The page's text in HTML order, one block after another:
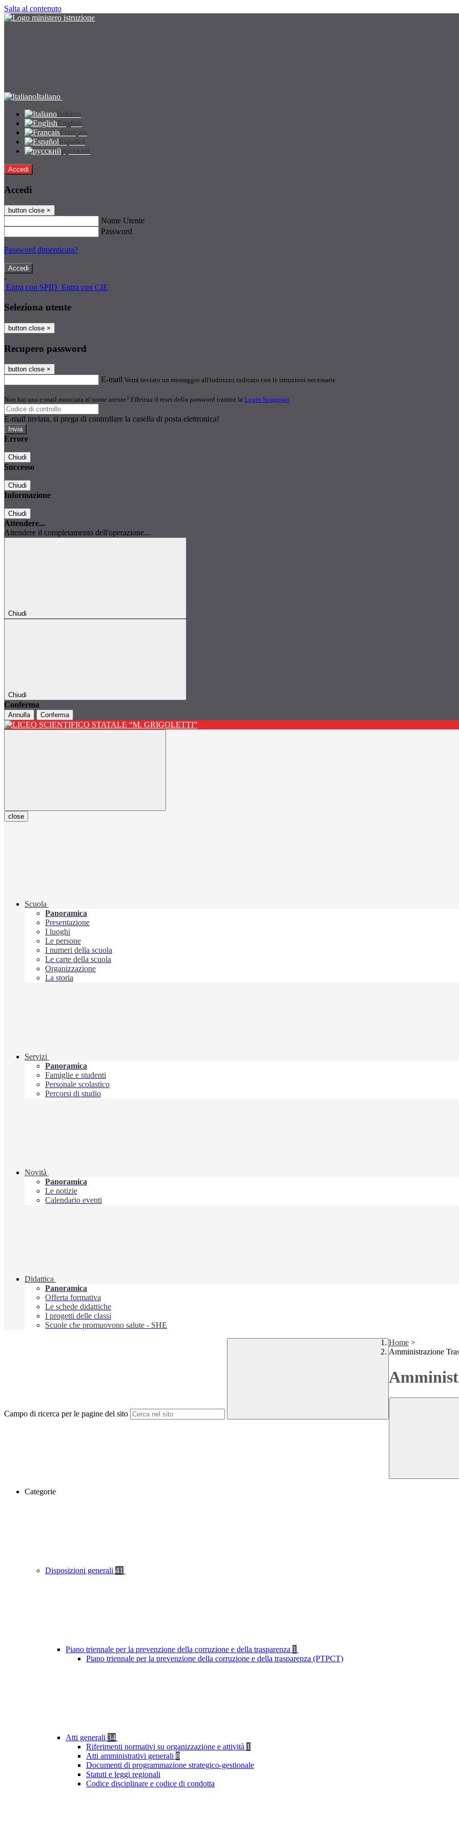
Salta al contenuto
Italiano
Italiano
English
Français
Español
русский
Accedi
Accedi
button close ×
Nome Utente
Password
Password dimenticata?
-
Entra con SPID Entra con CIE
Seleziona utente
button close ×
Recupero password
button close ×
E-mail Verrà inviato un messaggio all'indirizzo indicato con le istruzioni necessarie.
Non hai una e-mail associata al nome utente? Effettua il reset della password tramite la Login Spaggiari
E-mail inviata, si prega di controllare la casella di posta elettronica!
Errore
Chiudi
Successo
Chiudi
Informazione
Chiudi
Attendere...
Attendere il completamento dell'operazione...
Chiudi
Chiudi
Conferma
Annulla Conferma
close
Scuola
Panoramica
Presentazione
I luoghi
Le persone
I numeri della scuola
Le carte della scuola
Organizzazione
La storia
Servizi
Panoramica
Famiglie e studenti
Personale scolastico
Percorsi di studio
Novità
Panoramica
Le notizie
Calendario eventi
Didattica
Panoramica
Offerta formativa
Le schede didattiche
I progetti delle classi
Scuole che promuovono salute - SHE
Campo di ricerca per le pagine del sito
Home >
Amministrazione
Categorie
Disposizioni generali 41
Piano triennale per la prevenzione della corruzione e della trasparenza 1
Piano triennale per la prevenzione della corruzione e della trasparenza (PTPCT)
Atti generali 34
Riferimenti normativi su organizzazione e attività 1
Atti amministrativi generali 8
Documenti di programmazione strategico-gestionale
Statuti e leggi regionali
Codice disciplinare e codice di condotta